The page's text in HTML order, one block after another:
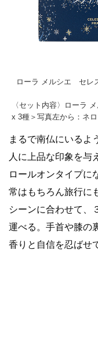
ローラ メルシエ セレ
〈セット内容〉ローラ
x 3種＞写真左から：ネ
まるで南仏にいるよ
人に上品な印象を与
ロールオンタイプに
常はもちろん旅行に
シーンに合わせて、
運べる。手首や膝の
香りと自信を忍ばせ